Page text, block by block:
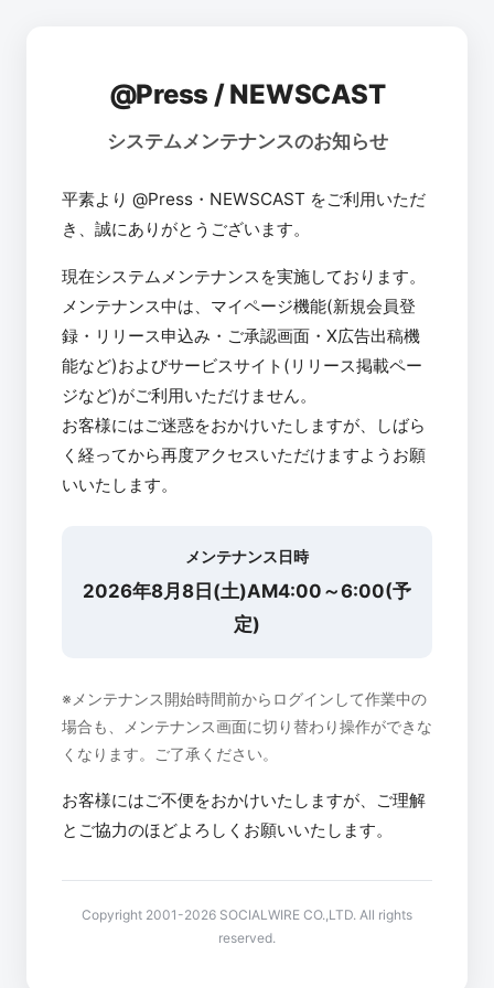
@Press / NEWSCAST
システムメンテナンスのお知らせ
平素より @Press・NEWSCAST をご利用いただ
き、誠にありがとうございます。
現在システムメンテナンスを実施しております。
メンテナンス中は、マイページ機能(新規会員登
録・リリース申込み・ご承認画面・X広告出稿機
能など)およびサービスサイト(リリース掲載ペー
ジなど)がご利用いただけません。
お客様にはご迷惑をおかけいたしますが、しばら
く経ってから再度アクセスいただけますようお願
いいたします。
メンテナンス日時
2026年8月8日(土)AM4:00～6:00(予
定)
※メンテナンス開始時間前からログインして作業中の
場合も、メンテナンス画面に切り替わり操作ができな
くなります。ご了承ください。
お客様にはご不便をおかけいたしますが、ご理解
とご協力のほどよろしくお願いいたします。
Copyright 2001-2026 SOCIALWIRE CO.,LTD. All rights
reserved.